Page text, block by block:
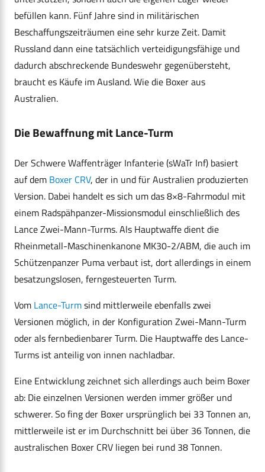
befüllen kann. Fünf Jahre sind in militärischen
Beschaffungszeiträumen eine sehr kurze Zeit. Damit
Russland dann eine tatsächlich verteidigungsfähige und
dadurch abschreckende Bundeswehr gegenübersteht,
braucht es Käufe im Ausland. Wie die Boxer aus
Australien.
Die Bewaffnung mit Lance-Turm
Der Schwere Waffenträger Infanterie (sWaTr Inf) basiert
auf dem Boxer CRV, der in und für Australien produzierten
Version. Dabei handelt es sich um das 8×8-Fahrmodul mit
einem Radspähpanzer-Missionsmodul einschließlich des
Lance Zwei-Mann-Turms. Als Hauptwaffe dient die
Rheinmetall-Maschinenkanone MK30-2/ABM, die auch im
Schützenpanzer Puma verbaut ist, dort allerdings in einem
besatzungslosen, ferngesteuerten Turm.
Vom Lance-Turmsind mittlerweile ebenfalls zwei
Versionen möglich, in der Konfiguration Zwei-Mann-Turm
oder als fernbedienbarer Turm. Die Hauptwaffe des Lance-
Turms ist anteilig von innen nachladbar.
Eine Entwicklung zeichnet sich allerdings auch beim Boxer
ab: Die einzelnen Versionen werden immer größer und
schwerer. So fing der Boxer ursprünglich bei 33 Tonnen an,
mittlerweile ist er im Durchschnitt bei über 36 Tonnen, die
australischen Boxer CRV liegen bei rund 38 Tonnen.